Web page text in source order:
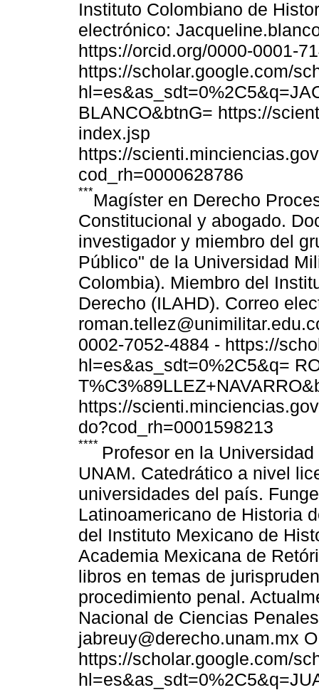
Instituto Colombiano de
electrónico:
https://orcid.org/0000-0001-
https://scholar.google.com/
BLANCO&btnG= https://
index.jsp
https://
cod_rh=0000628786
***Magíster en Derecho
Constitucional y abogado.
investigador y miembro del
Público" de la Universidad
Colombia). Miembro del
Derecho (ILAHD). Correo
0002-7052-4884 - https://
hl=es&as_sdt=0%2C5&q=
https://
do?cod_rh=0001598213
**** Profesor en la
UNAM. Catedrático a nivel
universidades del país.
Latinoamericano de Historia
del Instituto Mexicano de
Academia Mexicana de
libros en temas de
procedimiento penal.
Nacional de Ciencias
jabreuy@derecho.unam.mx
https://scholar.google.com/